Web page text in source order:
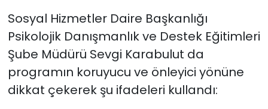
Sosyal Hizmetler Daire Başkanlığı
Psikolojik Danışmanlık ve Destek Eğitimleri
Şube Müdürü Sevgi Karabulut da
programın koruyucu ve önleyici yönüne
dikkat çekerek şu ifadeleri kullandı: